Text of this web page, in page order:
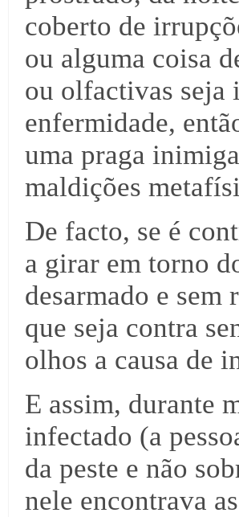
coberto de
ou alguma coisa
ou olfactivas seja
enfermidade,
uma praga
maldições
De facto, se é
a girar em torno
desarmado e sem
que seja contra
olhos a causa de
E assim, durante
infectado (a
da peste e não
nele encontrava